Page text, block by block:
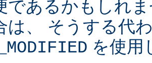
であるかもしれ
は、 そうする代
を使用